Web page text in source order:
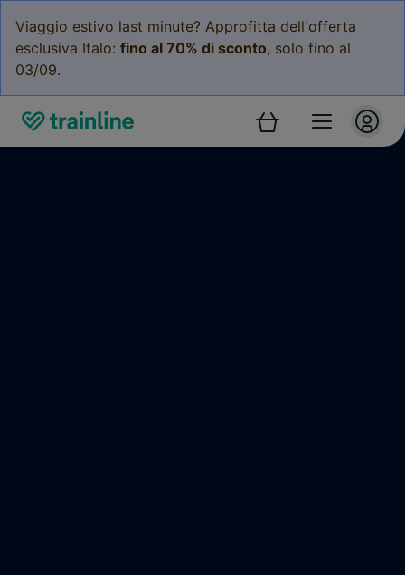
Viaggio estivo last minute? Approfitta dell'offerta
esclusiva Italo: fino al 70% di sconto, solo fino al
03/09.